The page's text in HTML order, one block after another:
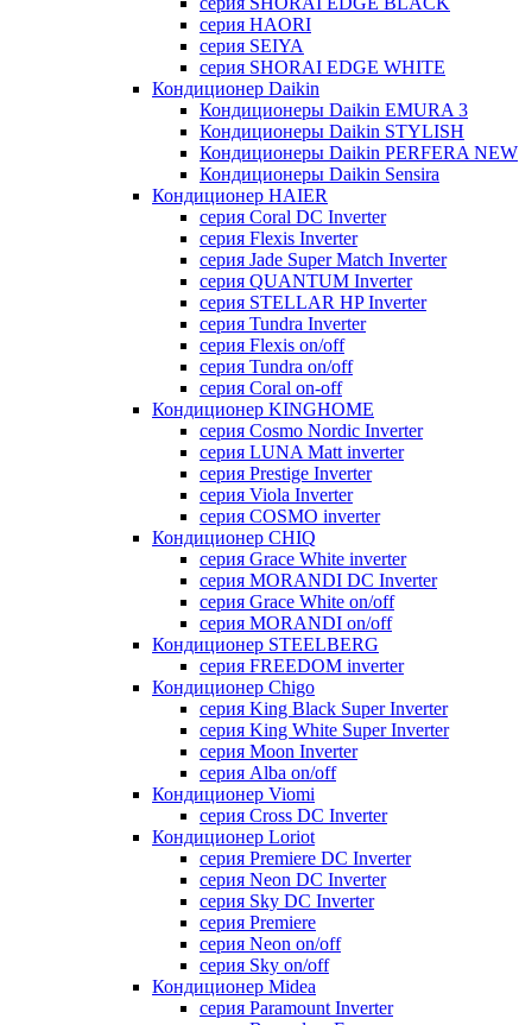
серия HAORI
серия SEIYA
серия SHORAI EDGE WHITE
Кондиционер Daikin
Кондиционеры Daikin EMURA 3
Кондиционеры Daikin STYLISH
Кондиционеры Daikin PERFERA NEW
Кондиционеры Daikin Sensira
Кондиционер HAIER
серия Coral DC Inverter
серия Flexis Inverter
серия Jade Super Match Inverter
серия QUANTUM Inverter
серия STELLAR HP Inverter
серия Tundra Inverter
серия Flexis on/off
серия Tundra on/off
серия Coral on-off
Кондиционер KINGHOME
серия Cosmo Nordic Inverter
серия LUNA Matt inverter
серия Prestige Inverter
серия Viola Inverter
серия COSMO inverter
Кондиционер CHIQ
серия Grace White inverter
серия MORANDI DC Inverter
серия Grace White on/off
серия MORANDI on/off
Кондиционер STEELBERG
серия FREEDOM inverter
Кондиционер Chigo
серия King Black Super Inverter
серия King White Super Inverter
серия Moon Inverter
серия Alba on/off
Кондиционер Viomi
серия Cross DC Inverter
Кондиционер Loriot
серия Premiere DC Inverter
серия Neon DC Inverter
серия Sky DC Inverter
серия Premiere
серия Neon on/off
серия Sky on/off
Кондиционер Midea
серия Paramount Inverter